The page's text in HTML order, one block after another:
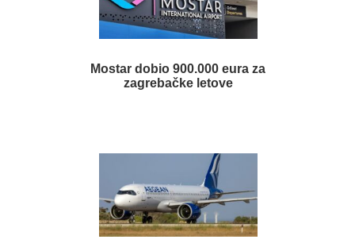
Mostar dobio 900.000 eura za
zagrebačke letove